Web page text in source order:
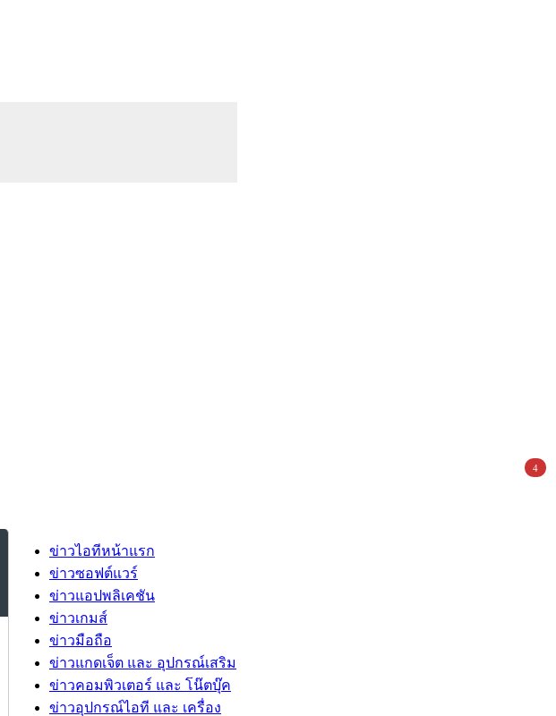
ข่าวไอทีหน้าแรก
ข่าวซอฟต์แวร์
ข่าวแอปพลิเคชัน
ข่าวเกมส์
ข่าวมือถือ
ข่าวแกดเจ็ต และ อุปกรณ์เสริม
ข่าวคอมพิวเตอร์ และ โน๊ตบุ๊ค
ข่าวอุปกรณ์ไอที และ เครื่อง
4